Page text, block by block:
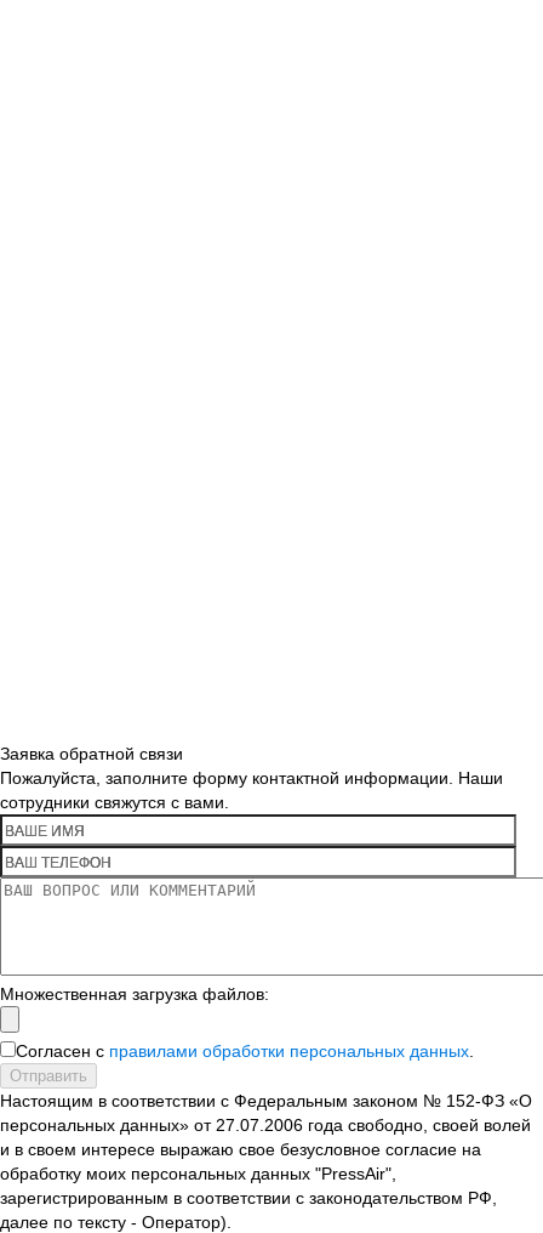
Заявка обратной связи
Пожалуйста, заполните форму контактной информации. Наши
сотрудники свяжутся с вами.
Множественная загрузка файлов:
Согласен с правилами обработки персональных данных
Отправить
Настоящим в соответствии с Федеральным законом № 152-ФЗ «О
персональных данных» от 27.07.2006 года свободно, своей волей
и в своем интересе выражаю свое безусловное согласие на
обработку моих персональных данных "PressAir",
зарегистрированным в соответствии с законодательством РФ,
далее по тексту - Оператор).